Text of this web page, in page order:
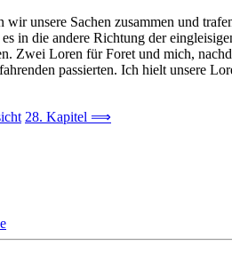
wir unsere Sachen zusammen und
in die andere Richtung der
Zwei Loren für Foret und mich,
passierten. Ich hielt unsere
28. Kapitel ⟹